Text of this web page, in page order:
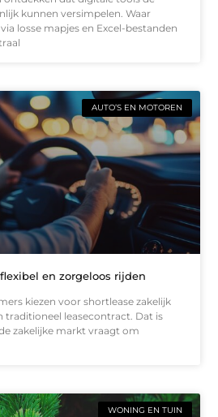
kunnen versimpelen. Waar
losse mapjes en Excel-bestanden
AUTO’S EN MOTOREN
en zorgeloos rijden
kiezen voor shortlease zakelijk
traditioneel leasecontract. Dat is
zakelijke markt vraagt om
WONING EN TUIN